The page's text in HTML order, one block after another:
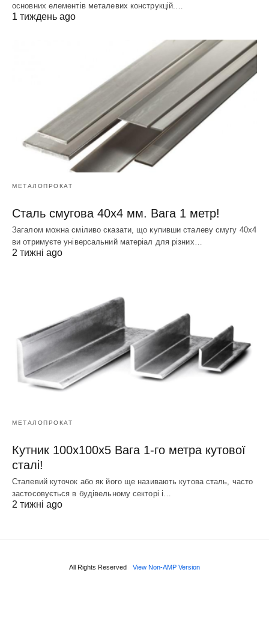
основних елементів металевих конструкцій.…
1 тиждень ago
МЕТАЛОПРОКАТ
Сталь смугова 40х4 мм. Вага 1 метр!
Загалом можна сміливо сказати, що купивши сталеву смугу 40х4
ви отримуєте універсальний матеріал для різних…
2 тижні ago
МЕТАЛОПРОКАТ
Кутник 100х100х5 Вага 1-го метра кутової
сталі!
Сталевий куточок або як його ще називають кутова сталь, часто
застосовується в будівельному секторі і…
2 тижні ago
All Rights Reserved View Non-AMP Version